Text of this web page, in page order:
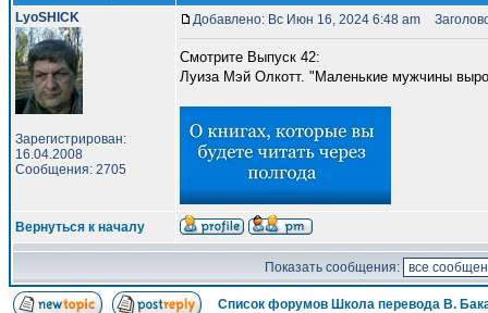
LyoSHICK
Зарегистрирован:
16.04.2008
Сообщения: 2705
Добавлено: Вс Июн 16, 2024 6:48 am
Смотрите Выпуск 42:
Луиза Мэй Олкотт. "Маленькие мужчины
Вернуться к началу
Показать сообщения:
Список форумов Школа перевода В.